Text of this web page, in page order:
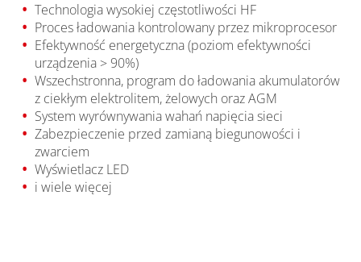
Technologia wysokiej częstotliwości HF
Proces ładowania kontrolowany przez mikroprocesor
Efektywność energetyczna (poziom efektywności
urządzenia > 90%)
Wszechstronna, program do ładowania akumulatorów
z ciekłym elektrolitem, żelowych oraz AGM
System wyrównywania wahań napięcia sieci
Zabezpieczenie przed zamianą biegunowości i
zwarciem
Wyświetlacz LED
i wiele więcej